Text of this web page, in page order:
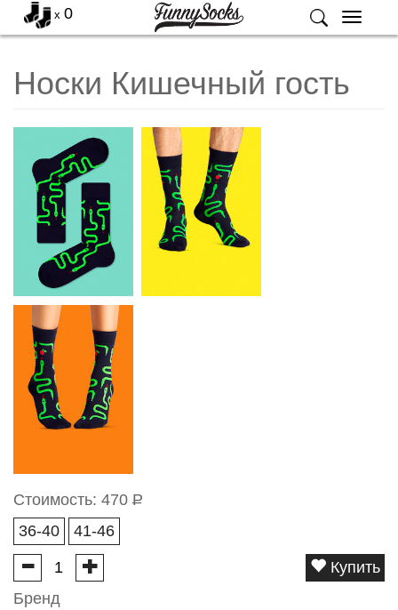
Меню
x 0
Носки Кишечный гость
Стоимость: 470 Р
36-40
41-46
Купить
Бренд